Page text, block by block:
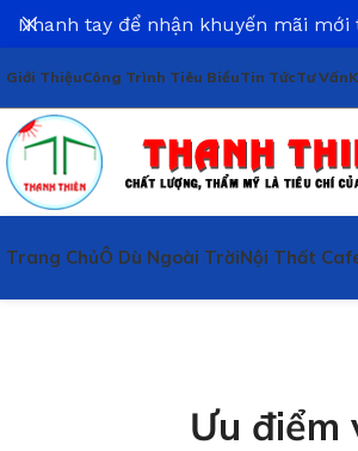
Giới ThiệuCông Trình Tiêu BiểuTin TứcTư Vấn
Trang ChủÔ Dù Ngoài TrờiNội Thất
Ưu điểm
Nhanh tay để nhận khuyến mãi mới